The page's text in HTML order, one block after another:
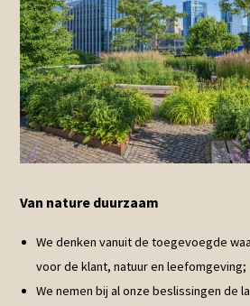
Van nature duurzaam
We denken vanuit de toegevoegde
voor de klant, natuur en leefomgeving;
We nemen bij al onze beslissingen de